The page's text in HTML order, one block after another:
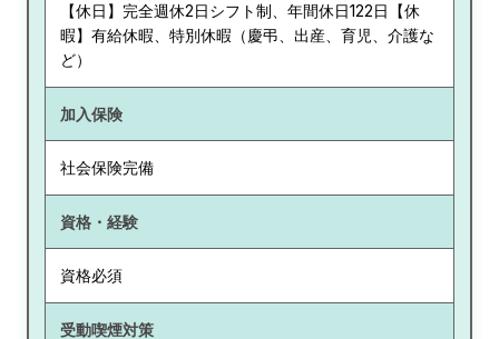
【休日】完全週休2日シフト制、年間休日122日【休
暇】有給休暇、特別休暇（慶弔、出産、育児、介護な
ど）
加入保険
社会保険完備
資格・経験
資格必須
受動喫煙対策